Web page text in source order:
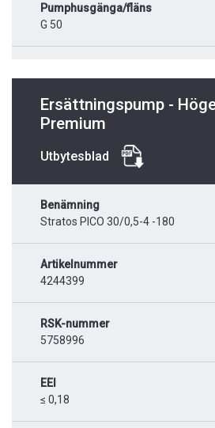
Pumphusgänga/fläns
G 50
Ersättningspump -
Premium
Utbytesblad
Benämning
Stratos PICO 30/0,5-4 -180
Artikelnummer
4244399
RSK-nummer
5758996
EEI
≤ 0,18